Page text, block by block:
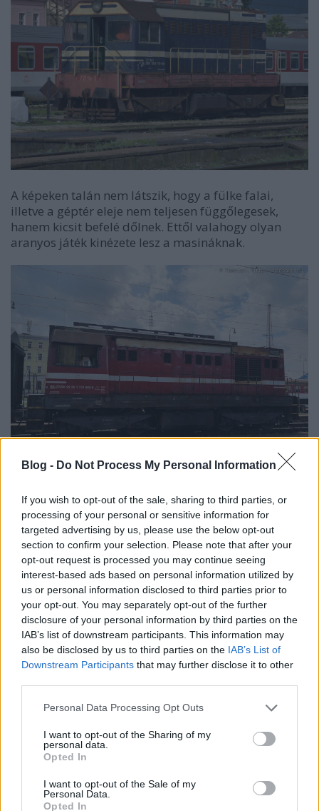
Blog - Do Not Process My Personal Information
If you wish to opt-out of the sale, sharing to third parties, or
processing of your personal or sensitive information for
targeted advertising by us, please use the below opt-out
section to confirm your selection. Please note that after your
opt-out request is processed you may continue seeing
interest-based ads based on personal information utilized by
us or personal information disclosed to third parties prior to
your opt-out. You may separately opt-out of the further
disclosure of your personal information by third parties on the
IAB’s list of downstream participants. This information may
also be disclosed by us to third parties on the IAB’s List of
Downstream Participants that may further disclose it to other
Please note that this website/app uses one or more Google
not limited to your visit or usage behaviour. You may click to
grant or deny consent to Google and its third-party tags to
use your data for below specified purposes in below Google
consent section.
Personal Data Processing Opt Outs
I want to opt-out of the Sharing of my
personal data.
Opted In
I want to opt-out of the Sale of my
Personal Data.
Opted In
A képeken talán nem látszik, hogy a fülke falai,
illetve a géptér eleje nem teljesen függőlegesek,
hanem kicsit befelé dőlnek. Ettől valahogy olyan
aranyos játék kinézete lesz a masináknak.
A személyes kedvencem a fentebbi, mobillal, nappal
szemben készült fotón látható piros példány volt.
Tudom, hogy egy felnőttnek nem lenne szabad
gügyögnie, pláne vonatok kapcsán, de nagyon
jópofa volt, ahogy pöfögött - mintha lélekben
gőzmozdony lett volna. El is neveztem Töfinek :)